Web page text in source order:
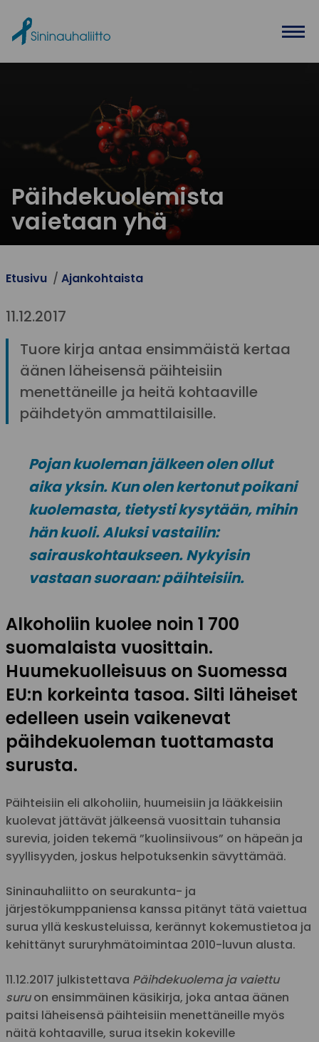
Päihdekuolemista
vaietaan yhä
Etusivu Ajankohtaista
11.12.2017
Tuore kirja antaa ensimmäistä kertaa
äänen läheisensä päihteisiin
menettäneille ja heitä kohtaaville
päihdetyön ammattilaisille.
Pojan kuoleman jälkeen olen ollut
aika yksin. Kun olen kertonut poikani
kuolemasta, tietysti kysytään, mihin
hän kuoli. Aluksi vastailin:
sairauskohtaukseen. Nykyisin
vastaan suoraan: päihteisiin.
Alkoholiin kuolee noin 1 700
suomalaista vuosittain.
Huumekuolleisuus on Suomessa
EU:n korkeinta tasoa. Silti läheiset
edelleen usein vaikenevat
päihdekuoleman tuottamasta
surusta.
Päihteisiin eli alkoholiin, huumeisiin ja lääkkeisiin
kuolevat jättävät jälkeensä vuosittain tuhansia
surevia, joiden tekemä ”kuolinsiivous” on häpeän ja
syyllisyyden, joskus helpotuksenkin sävyttämää.
Sininauhaliitto on seurakunta- ja
järjestökumppaniensa kanssa pitänyt tätä vaiettua
surua yllä keskusteluissa, kerännyt kokemustietoa ja
kehittänyt sururyhmätoimintaa 2010-luvun alusta.
11.12.2017 julkistettava Päihdekuolema ja vaiettu
suruon ensimmäinen käsikirja, joka antaa äänen
paitsi läheisensä päihteisiin menettäneille myös
näitä kohtaaville, surua itsekin kokeville